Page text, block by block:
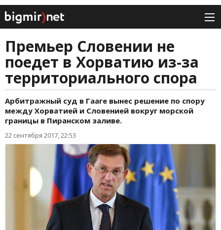
Премьер Словении не
поедет в Хорватию из-за
территориального спора
Арбитражный суд в Гааге вынес решение по спору
между Хорватией и Словенией вокруг морской
границы в Пиранском заливе.
22 сентября 2017, 22:53